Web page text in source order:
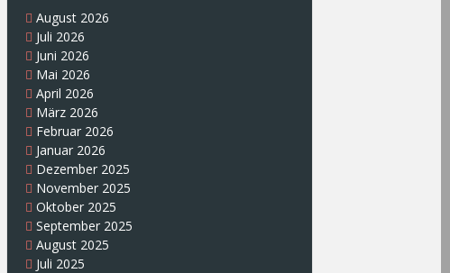
August 2026
Juli 2026
Juni 2026
Mai 2026
April 2026
März 2026
Februar 2026
Januar 2026
Dezember 2025
November 2025
Oktober 2025
September 2025
August 2025
Juli 2025